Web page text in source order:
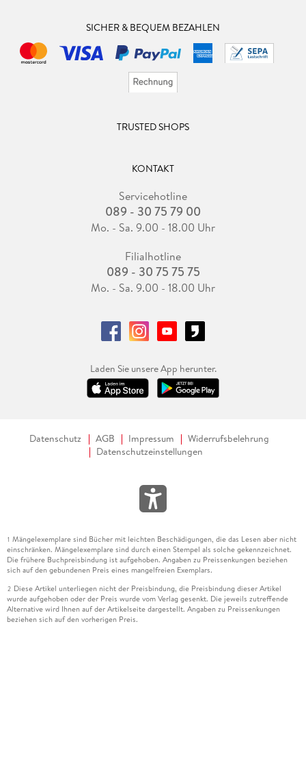
SICHER & BEQUEM BEZAHLEN
TRUSTED SHOPS
KONTAKT
Servicehotline
089 - 30 75 79 00
Mo. - Sa. 9.00 - 18.00 Uhr
Filialhotline
089 - 30 75 75 75
Mo. - Sa. 9.00 - 18.00 Uhr
Laden Sie unsere App herunter.
Datenschutz AGB Impressum
Widerrufsbelehrung
Datenschutzeinstellungen
1 Mängelexemplare sind Bücher mit leichten Beschädigungen, die das Lesen aber nicht
einschränken. Mängelexemplare sind durch einen Stempel als solche gekennzeichnet.
Die frühere Buchpreisbindung ist aufgehoben. Angaben zu Preissenkungen beziehen
sich auf den gebundenen Preis eines mangelfreien Exemplars.
2 Diese Artikel unterliegen nicht der Preisbindung, die Preisbindung dieser Artikel
wurde aufgehoben oder der Preis wurde vom Verlag gesenkt. Die jeweils zutreffende
Alternative wird Ihnen auf der Artikelseite dargestellt. Angaben zu Preissenkungen
beziehen sich auf den vorherigen Preis.